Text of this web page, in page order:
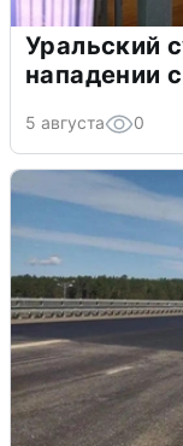
Уральский
нападении
5 августа 0